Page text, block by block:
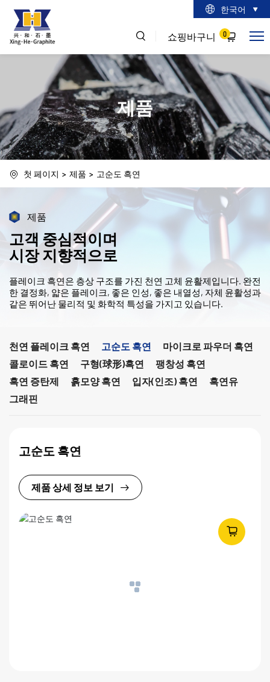
한국어
쇼핑바구니 0
제품
첫 페이지 제품 고순도 흑연
제품
고객 중심적이며
시장 지향적으로
플레이크 흑연은 층상 구조를 가진 천연 고체 윤활제입니다. 완전
한 결정화, 얇은 플레이크, 좋은 인성, 좋은 내열성, 자체 윤활성과
같은 뛰어난 물리적 및 화학적 특성을 가지고 있습니다.
천연 플레이크 흑연 고순도 흑연
마이크로 파우더 흑연
콜로이드 흑연
구형(球形)흑연
팽창성 흑연
흑연 증탄제
흙모양 흑연 입자(인조) 흑연
흑연유
그래핀
고순도 흑연
제품 상세 정보 보기